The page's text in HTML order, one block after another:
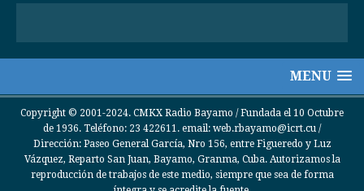
MENU
Copyright © 2001-2024. CMKX Radio Bayamo / Fundada el 10 Octubre
de 1936. Teléfono: 23 422611. email: web.rbayamo@icrt.cu /
Dirección: Paseo General García, Nro 156, entre Figueredo y Luz
Vázquez, Reparto San Juan, Bayamo, Granma, Cuba. Autorizamos la
reproducción de trabajos de este medio, siempre que sea de forma